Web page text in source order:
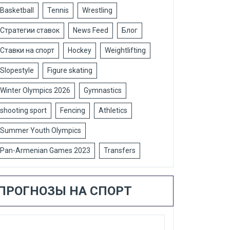
Basketball Tennis Wrestling
Стратегии ставок News Feed Блог
Ставки на спорт Hockey Weightlifting
Slopestyle Figure skating
Winter Olympics 2026 Gymnastics
shooting sport Fencing Athletics
Summer Youth Olympics
Pan-Armenian Games 2023 Transfers
НА СПОРТ